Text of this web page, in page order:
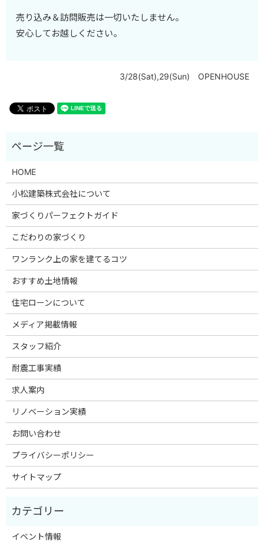
売り込み＆訪問販売は一切いたしません。
安心してお越しください。
3/28(Sat),29(Sun) OPENHOUSE
HOME
小松建築株式会社について
家づくりパーフェクトガイド
こだわりの家づくり
ワンランク上の家を建てるコツ
おすすめ土地情報
住宅ローンについて
メディア掲載情報
スタッフ紹介
耐震工事実績
求人案内
リノベーション実績
お問い合わせ
プライバシーポリシー
サイトマップ
イベント情報